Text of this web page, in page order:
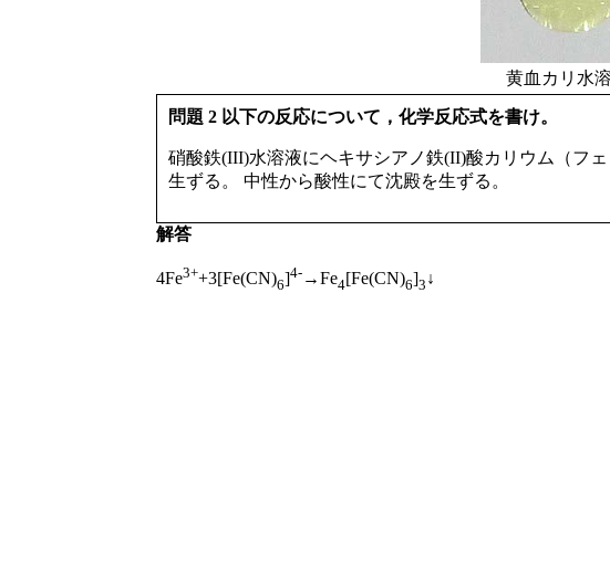
黄血カリ水
問題 2 以下の反応について，化学反応式を書け。
硝酸鉄(III)水溶液にヘキサシアノ鉄(II)酸カリウム（フ
生ずる。 中性から酸性にて沈殿を生ずる。
解答
4Fe3++3[Fe(CN)6]4-→Fe4[Fe(CN)6]3 ↓